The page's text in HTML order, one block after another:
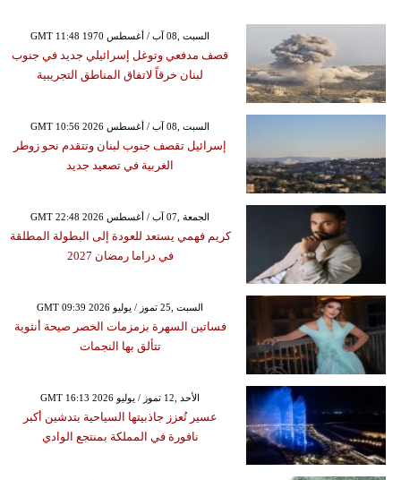
GMT 11:48 1970 السبت ,08 آب / أغسطس
قصف مدفعي وتوغل إسرائيلي جديد في جنوب
لبنان خرقاً لاتفاق المناطق التجريبية
GMT 10:56 2026 السبت ,08 آب / أغسطس
إسرائيل تقصف جنوب لبنان وتتقدم نحو زوطر
الغربية في تصعيد جديد
GMT 22:48 2026 الجمعة ,07 آب / أغسطس
كريم فهمي يستعد للعودة إلى البطولة المطلقة
في دراما رمضان 2027
GMT 09:39 2026 السبت ,25 تموز / يوليو
فساتين السهرة بزمزمات الخصر صيحة أنثوية
تتألق بها النجمات
GMT 16:13 2026 الأحد ,12 تموز / يوليو
عسير تُعزز جاذبيتها السياحية بتدشين أكبر
نافورة في المملكة بمنتجع الوادي